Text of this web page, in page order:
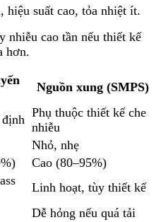
hiệu suất cao, tỏa nhiệt ít.
nhiễu cao tần nếu thiết kế
hơn.
Nguồn xung (SMPS)
Phụ thuộc thiết kế che
nhiễu
Nhỏ, nhẹ
Cao (80–95%)
Linh hoạt, tùy thiết kế
Dễ hỏng nếu quá tải